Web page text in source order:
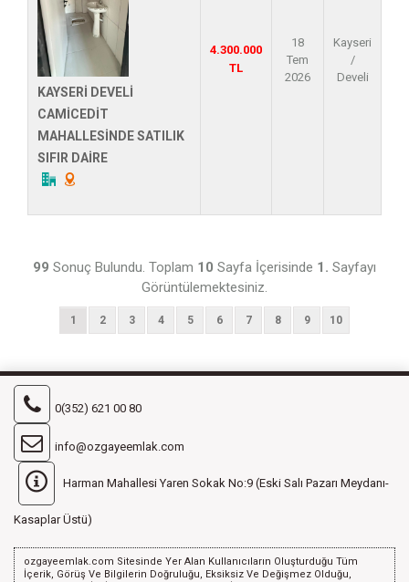
KAYSERİ DEVELİ
CAMİCEDİT
MAHALLESİNDE SATILIK
SIFIR DAİRE
4.300.000
TL
18
Tem
2026
Kayseri
/
Develi
99 Sonuç Bulundu. Toplam 10 Sayfa İçerisinde 1. Sayfayı
Görüntülemektesiniz.
1 2 3 4 5 6 7 8 9 10
0(352) 621 00 80
info@ozgayeemlak.com
Harman Mahallesi Yaren Sokak No:9 (Eski Salı Pazarı Meydanı-
Kasaplar Üstü)
ozgayeemlak.com Sitesinde Yer Alan Kullanıcıların Oluşturduğu Tüm
İçerik, Görüş Ve Bilgilerin Doğruluğu, Eksiksiz Ve Değişmez Olduğu,